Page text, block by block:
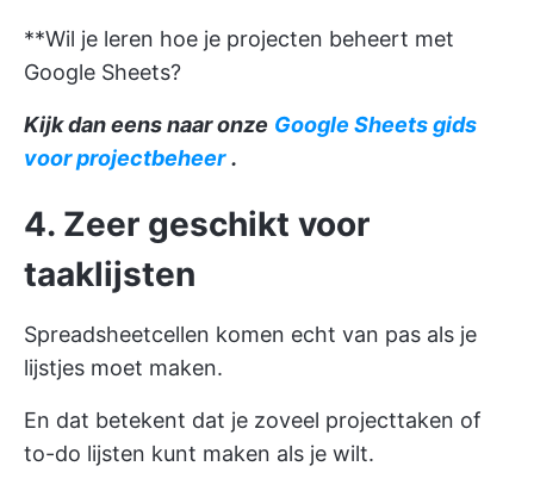
**Wil je leren hoe je projecten beheert met
Google Sheets?
Kijk dan eens naar onze Google Sheets gids
voor projectbeheer .
4. Zeer geschikt voor
taaklijsten
Spreadsheetcellen komen echt van pas als je
lijstjes moet maken.
En dat betekent dat je zoveel projecttaken of
to-do lijsten kunt maken als je wilt.